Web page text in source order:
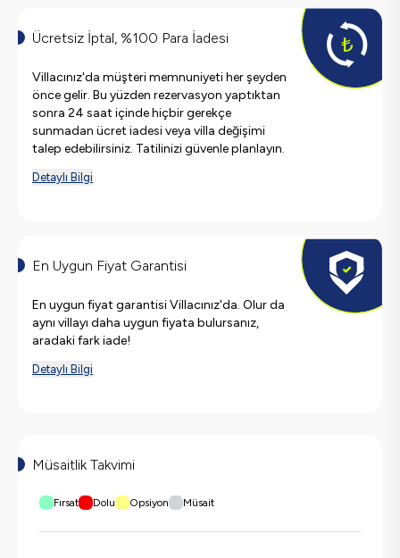
Ücretsiz İptal, %100 Para İadesi
Villacınız'da müşteri memnuniyeti her şeyden
önce gelir. Bu yüzden rezervasyon yaptıktan
sonra 24 saat içinde hiçbir gerekçe
sunmadan ücret iadesi veya villa değişimi
talep edebilirsiniz. Tatilinizi güvenle planlayın.
Detaylı Bilgi
En Uygun Fiyat Garantisi
En uygun fiyat garantisi Villacınız'da. Olur da
aynı villayı daha uygun fiyata bulursanız,
aradaki fark iade!
Detaylı Bilgi
Müsaitlik Takvimi
Fırsat Dolu Opsiyon Müsait